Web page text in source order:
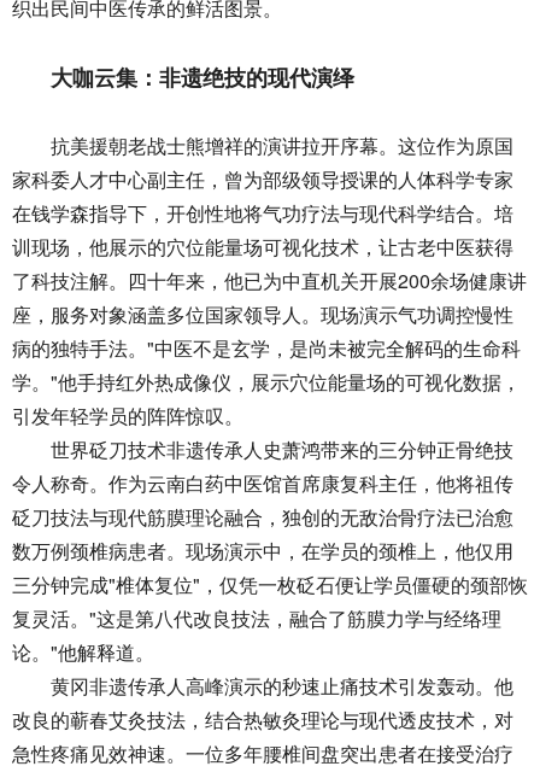
织出民间中医传承的鲜活图景。
大咖云集：非遗绝技的现代演绎
抗美援朝老战士熊增祥的演讲拉开序幕。这位作为原国
家科委人才中心副主任，曾为部级领导授课的人体科学专家
在钱学森指导下，开创性地将气功疗法与现代科学结合。培
训现场，他展示的穴位能量场可视化技术，让古老中医获得
了科技注解。四十年来，他已为中直机关开展200余场健康讲
座，服务对象涵盖多位国家领导人。现场演示气功调控慢性
病的独特手法。"中医不是玄学，是尚未被完全解码的生命科
学。"他手持红外热成像仪，展示穴位能量场的可视化数据，
引发年轻学员的阵阵惊叹。
世界砭刀技术非遗传承人史萧鸿带来的三分钟正骨绝技
令人称奇。作为云南白药中医馆首席康复科主任，他将祖传
砭刀技法与现代筋膜理论融合，独创的无敌治骨疗法已治愈
数万例颈椎病患者。现场演示中，在学员的颈椎上，他仅用
三分钟完成"椎体复位"，仅凭一枚砭石便让学员僵硬的颈部恢
复灵活。"这是第八代改良技法，融合了筋膜力学与经络理
论。"他解释道。
黄冈非遗传承人高峰演示的秒速止痛技术引发轰动。他
改良的蕲春艾灸技法，结合热敏灸理论与现代透皮技术，对
急性疼痛见效神速。一位多年腰椎间盘突出患者在接受治疗